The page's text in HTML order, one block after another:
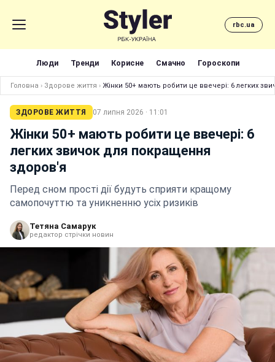
rbc.ua
Люди Тренди Корисне Смачно Гороскопи
Головна › Здорове життя › Жінки 50+ мають робити це ввечері: 6 легких
ЗДОРОВЕ ЖИТТЯ 07 липня 2026 · 11:01
Жінки 50+ мають робити це ввечері: 6
легких звичок для покращення
здоров'я
Перед сном прості дії будуть сприяти кращому
самопочуттю та уникненню усіх ризиків
Тетяна Самарук
редактор стрічки новин